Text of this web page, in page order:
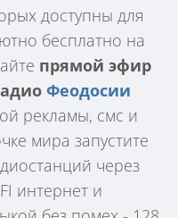
доступны для
бесплатно на
прямой эфир
Феодосии
рекламы, смс и
мира запустите
через
интернет и